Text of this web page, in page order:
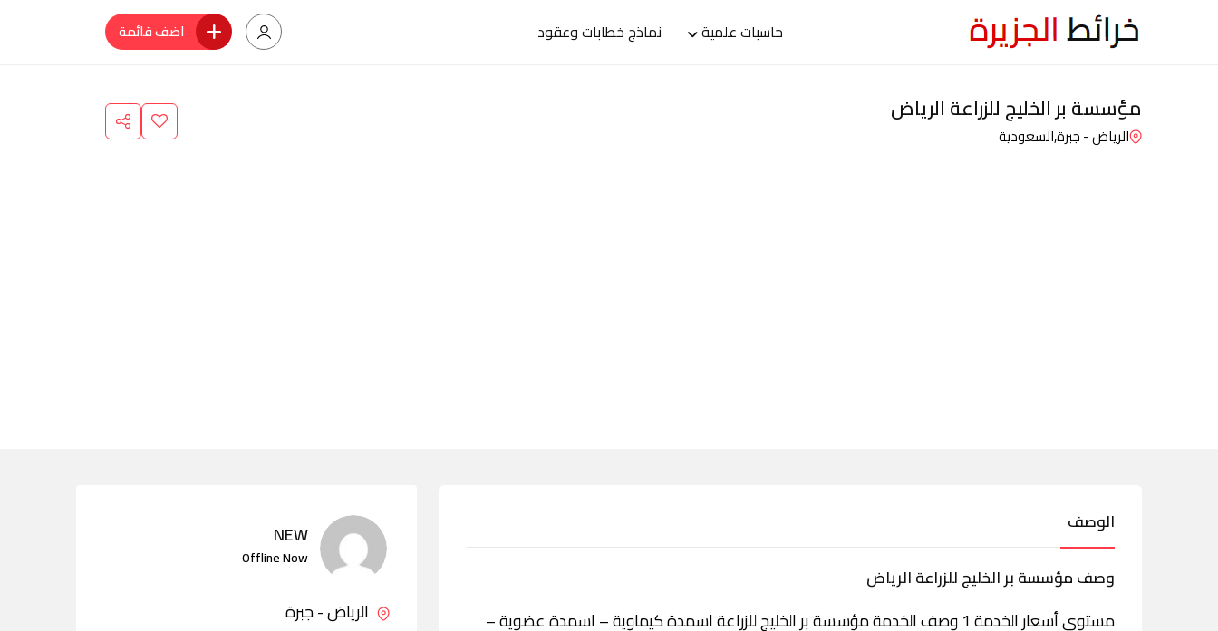
حاسبات علمية نماذج خطابات وعقود اضف قائمة
مؤسسة بر الخليج للزراعة الرياض
الرياض - جبرة,السعودية
الوصف
وصف مؤسسة بر الخليج للزراعة الرياض
مستوى أسعار الخدمة 1 وصف الخدمة مؤسسة بر الخليج للزراعة اسمدة كيماوية – اسمدة عضوية –
NEW
Offline Now
الرياض - جبرة